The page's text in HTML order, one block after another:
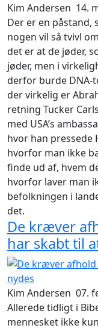
Kim Andersen 14.
Der er en påstand,
nogen vil så tvivl
det er at de jøder,
jøder, men i
derfor burde DNA-
der virkelig er
retning Tucker
med USA’s
hvor han pressede
hvorfor man ikke
finde ud af, hvem
hvorfor laver man
befolkningen i
det.
De kræver
har skabt til
Kim Andersen 07.
Allerede tidligt i
mennesket ikke